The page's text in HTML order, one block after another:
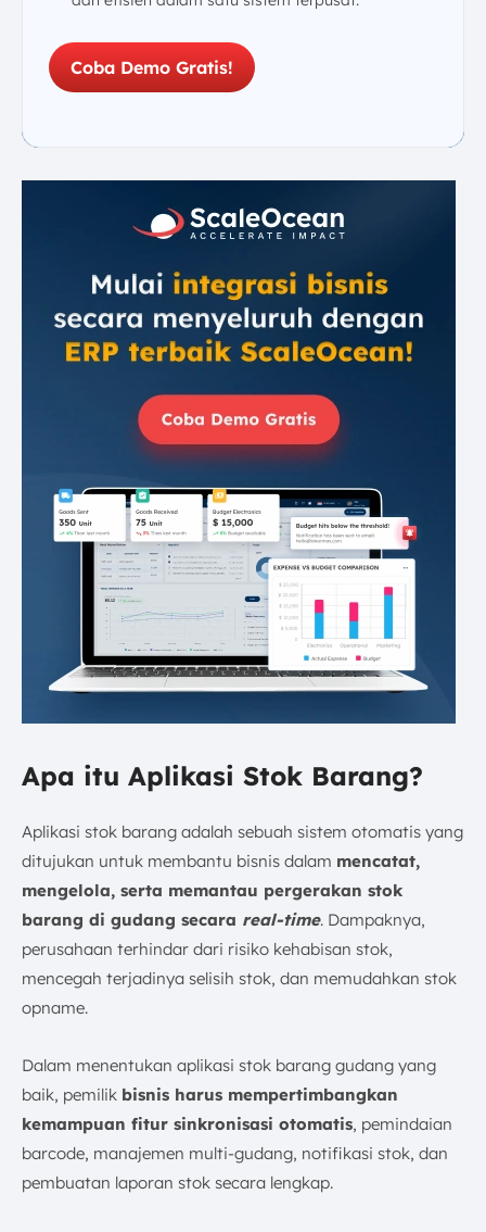
Coba Demo Gratis!
Apa itu Aplikasi Stok Barang?
Aplikasi stok barang adalah sebuah sistem otomatis yang
ditujukan untuk membantu bisnis dalam mencatat,
mengelola, serta memantau pergerakan stok
barang di gudang secara real-time. Dampaknya,
perusahaan terhindar dari risiko kehabisan stok,
mencegah terjadinya selisih stok, dan memudahkan stok
opname.
Dalam menentukan aplikasi stok barang gudang yang
baik, pemilik bisnis harus mempertimbangkan
kemampuan fitur sinkronisasi otomatis, pemindaian
barcode, manajemen multi-gudang, notifikasi stok, dan
pembuatan laporan stok secara lengkap.